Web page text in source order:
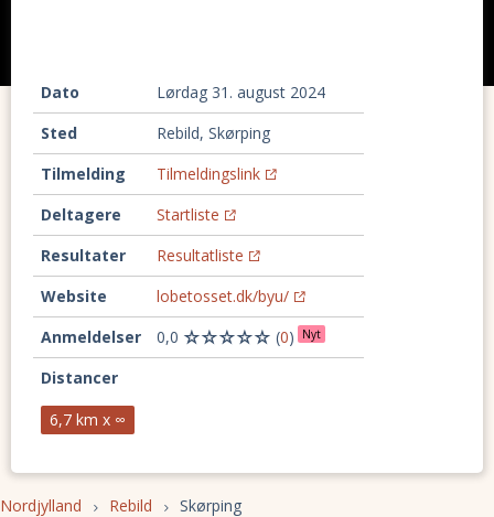
Dato
lørdag 31. august 2024
Sted
Rebild, Skørping
Tilmelding
Tilmeldingslink
Deltagere
Startliste
Resultater
Resultatliste
Website
lobetosset.dk/byu/
Anmeldelser
0,0 (0) Nyt
Distancer
6,7 km x ∞
Nordjylland Rebild Skørping